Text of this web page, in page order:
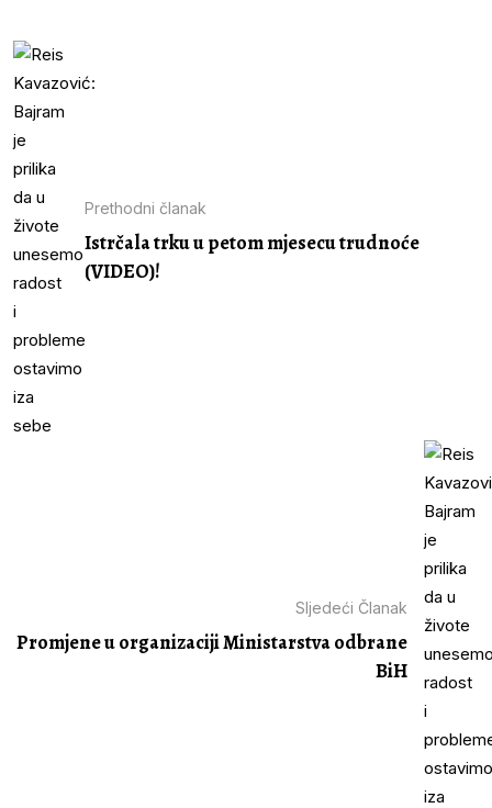
Prethodni članak
Istrčala trku u petom mjesecu trudnoće
(VIDEO)!
Sljedeći Članak
Promjene u organizaciji Ministarstva odbrane
BiH